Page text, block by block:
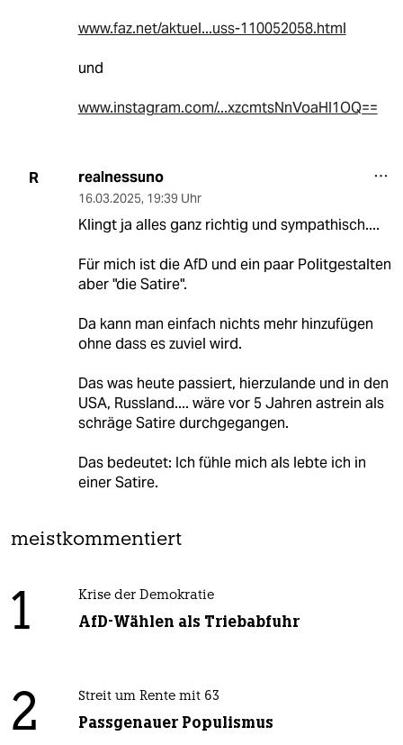
www.faz.net/aktuel...uss-110052058.html
und
www.instagram.com/...xzcmtsNnVoaHI1OQ==
R realnessuno
16.03.2025, 19:39 Uhr
Klingt ja alles ganz richtig und sympathisch....
Für mich ist die AfD und ein paar Politgestalten
aber "die Satire".
Da kann man einfach nichts mehr hinzufügen
ohne dass es zuviel wird.
Das was heute passiert, hierzulande und in den
USA, Russland.... wäre vor 5 Jahren astrein als
schräge Satire durchgegangen.
Das bedeutet: Ich fühle mich als lebte ich in
einer Satire.
meistkommentiert
1 Krise der Demokratie
AfD-Wählen als Triebabfuhr
2 Streit um Rente mit 63
Passgenauer Populismus